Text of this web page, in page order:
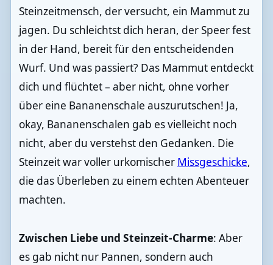
Steinzeitmensch, der versucht, ein Mammut zu
jagen. Du schleichtst dich heran, der Speer fest
in der Hand, bereit für den entscheidenden
Wurf. Und was passiert? Das Mammut entdeckt
dich und flüchtet – aber nicht, ohne vorher
über eine Bananenschale auszurutschen! Ja,
okay, Bananenschalen gab es vielleicht noch
nicht, aber du verstehst den Gedanken. Die
Steinzeit war voller urkomischer Missgeschicke,
die das Überleben zu einem echten Abenteuer
machten.
Zwischen Liebe und Steinzeit-Charme: Aber
es gab nicht nur Pannen, sondern auch